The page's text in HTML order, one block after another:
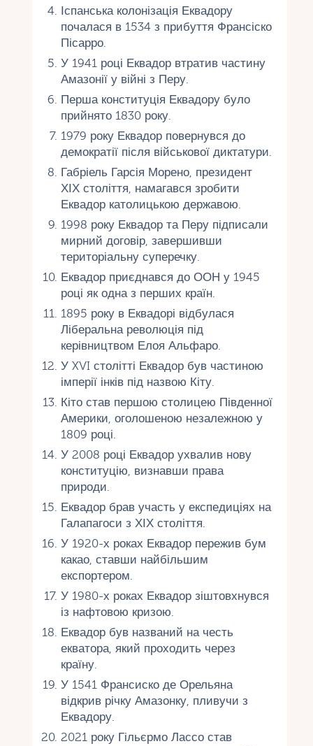
Іспанська колонізація Еквадору
почалася в 1534 з прибуття Франсіско
Пісарро.
У 1941 році Еквадор втратив частину
Амазонії у війні з Перу.
Перша конституція Еквадору було
прийнято 1830 року.
1979 року Еквадор повернувся до
демократії після військової диктатури.
Габріель Гарсія Морено, президент
ХІХ століття, намагався зробити
Еквадор католицькою державою.
1998 року Еквадор та Перу підписали
мирний договір, завершивши
територіальну суперечку.
Еквадор приєднався до ООН у 1945
році як одна з перших країн.
1895 року в Еквадорі відбулася
Ліберальна революція під
керівництвом Елоя Альфаро.
У XVI столітті Еквадор був частиною
імперії інків під назвою Кіту.
Кіто став першою столицею Південної
Америки, оголошеною незалежною у
1809 році.
У 2008 році Еквадор ухвалив нову
конституцію, визнавши права
природи.
Еквадор брав участь у експедиціях на
Галапагоси з ХІХ століття.
У 1920-х роках Еквадор пережив бум
какао, ставши найбільшим
експортером.
У 1980-х роках Еквадор зіштовхнувся
із нафтовою кризою.
Еквадор був названий на честь
екватора, який проходить через
країну.
У 1541 Франсиско де Орельяна
відкрив річку Амазонку, пливучи з
Еквадору.
2021 року Гільєрмо Лассо став